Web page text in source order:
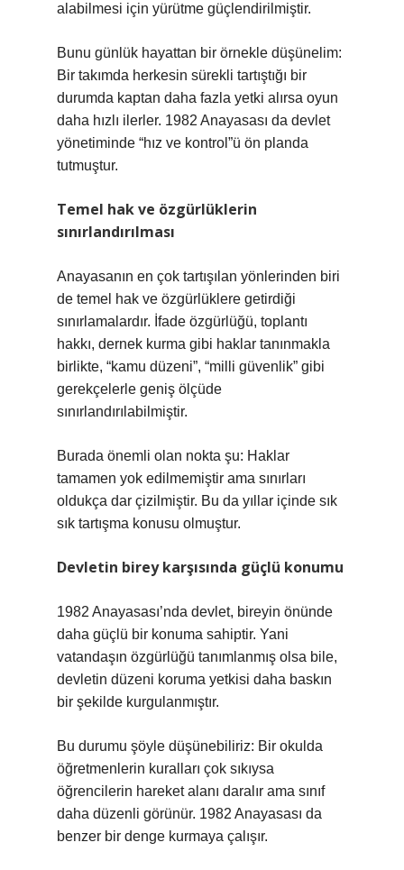
alabilmesi için yürütme güçlendirilmiştir.
Bunu günlük hayattan bir örnekle düşünelim:
Bir takımda herkesin sürekli tartıştığı bir
durumda kaptan daha fazla yetki alırsa oyun
daha hızlı ilerler. 1982 Anayasası da devlet
yönetiminde “hız ve kontrol”ü ön planda
tutmuştur.
Temel hak ve özgürlüklerin
sınırlandırılması
Anayasanın en çok tartışılan yönlerinden biri
de temel hak ve özgürlüklere getirdiği
sınırlamalardır. İfade özgürlüğü, toplantı
hakkı, dernek kurma gibi haklar tanınmakla
birlikte, “kamu düzeni”, “milli güvenlik” gibi
gerekçelerle geniş ölçüde
sınırlandırılabilmiştir.
Burada önemli olan nokta şu: Haklar
tamamen yok edilmemiştir ama sınırları
oldukça dar çizilmiştir. Bu da yıllar içinde sık
sık tartışma konusu olmuştur.
Devletin birey karşısında güçlü konumu
1982 Anayasası’nda devlet, bireyin önünde
daha güçlü bir konuma sahiptir. Yani
vatandaşın özgürlüğü tanımlanmış olsa bile,
devletin düzeni koruma yetkisi daha baskın
bir şekilde kurgulanmıştır.
Bu durumu şöyle düşünebiliriz: Bir okulda
öğretmenlerin kuralları çok sıkıysa
öğrencilerin hareket alanı daralır ama sınıf
daha düzenli görünür. 1982 Anayasası da
benzer bir denge kurmaya çalışır.